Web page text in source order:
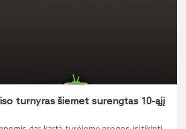
turnyras šiemet surengtas 10-ąjį